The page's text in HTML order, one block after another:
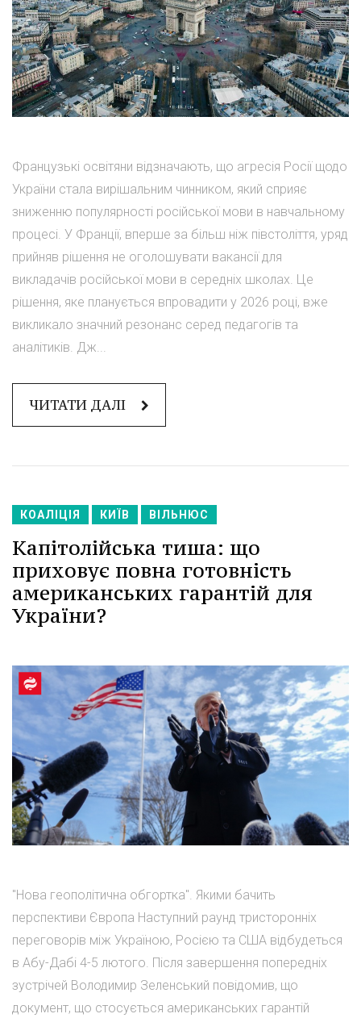
Французькі освітяни відзначають, що агресія Росії щодо
України стала вирішальним чинником, який сприяє
зниженню популярності російської мови в навчальному
процесі. У Франції, вперше за більш ніж півстоліття, уряд
прийняв рішення не оголошувати вакансії для
викладачів російської мови в середніх школах. Це
рішення, яке планується впровадити у 2026 році, вже
викликало значний резонанс серед педагогів та
аналітиків. Дж...
ЧИТАТИ ДАЛІ
КОАЛІЦІЯ КИЇВ ВІЛЬНЮС
Капітолійська тиша: що
приховує повна готовність
американських гарантій для
України?
"Нова геополітична обгортка". Якими бачить
перспективи Європа Наступний раунд тристоронніх
переговорів між Україною, Росією та США відбудеться
в Абу-Дабі 4-5 лютого. Після завершення попередніх
зустрічей Володимир Зеленський повідомив, що
документ, що стосується американських гарантій